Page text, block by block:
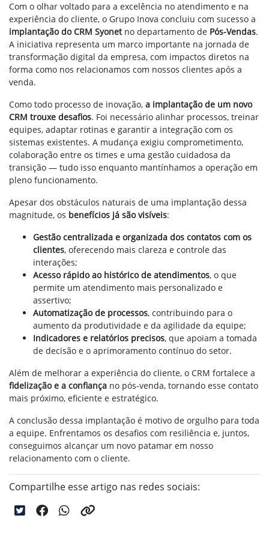
Com o olhar voltado para a excelência no atendimento e na
experiência do cliente, o Grupo Inova concluiu com sucesso a
implantação do CRM Syonetno departamento de Pós-Vendas.
A iniciativa representa um marco importante na jornada de
transformação digital da empresa, com impactos diretos na
forma como nos relacionamos com nossos clientes após a
venda.
Como todo processo de inovação, a implantação de um novo
CRM trouxe desafios. Foi necessário alinhar processos, treinar
equipes, adaptar rotinas e garantir a integração com os
sistemas existentes. A mudança exigiu comprometimento,
colaboração entre os times e uma gestão cuidadosa da
transição — tudo isso enquanto mantínhamos a operação em
pleno funcionamento.
Apesar dos obstáculos naturais de uma implantação dessa
magnitude, os benefícios já são visíveis:
Gestão centralizada e organizada dos contatos com os
clientes, oferecendo mais clareza e controle das
interações;
Acesso rápido ao histórico de atendimentos, o que
permite um atendimento mais personalizado e
assertivo;
Automatização de processos, contribuindo para o
aumento da produtividade e da agilidade da equipe;
Indicadores e relatórios precisos, que apoiam a tomada
de decisão e o aprimoramento contínuo do setor.
Além de melhorar a experiência do cliente, o CRM fortalece a
fidelização e a confiança no pós-venda, tornando esse contato
mais próximo, eficiente e estratégico.
A conclusão dessa implantação é motivo de orgulho para toda
a equipe. Enfrentamos os desafios com resiliência e, juntos,
conseguimos alcançar um novo patamar em nosso
relacionamento com o cliente.
Compartilhe esse artigo nas redes sociais: